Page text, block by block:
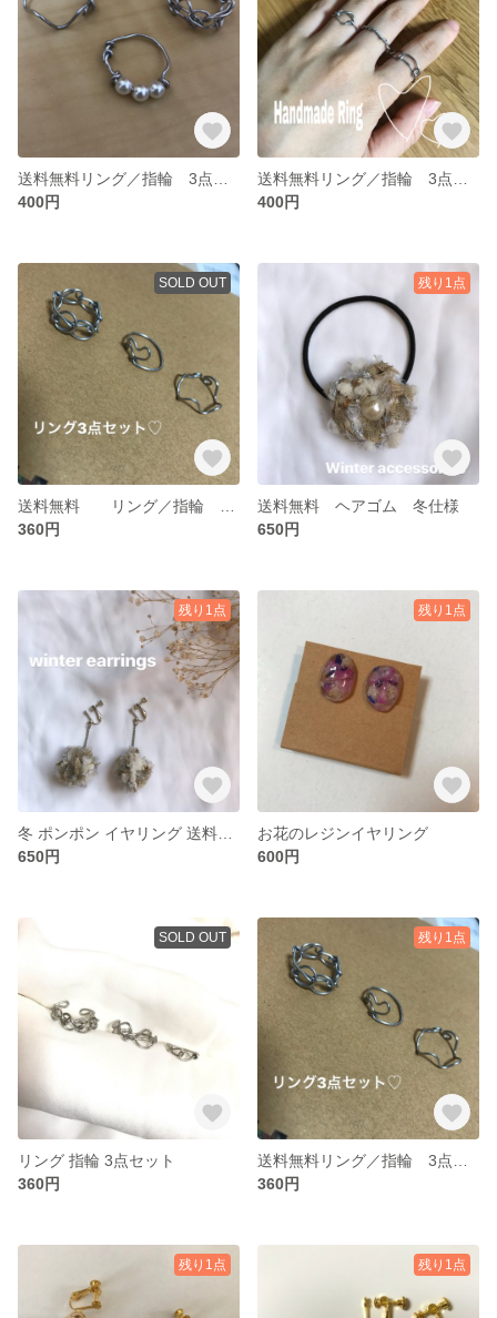
400円
400円
SOLD OUT
360円
残り1点
送料無料 ヘアゴム 冬仕様
650円
残り1点
650円
残り1点
お花のレジンイヤリング
600円
SOLD OUT
リング 指輪 3点セット
360円
残り1点
360円
残り1点 残り1点